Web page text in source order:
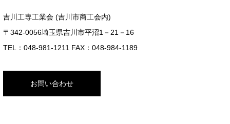
吉川工専工業会 (吉川市商工会内)
〒342-0056埼玉県吉川市平沼1－21－16
TEL：048-981-1211 FAX：048-984-1189
お問い合わせ